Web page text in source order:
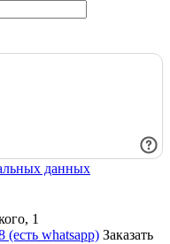
данных
1
(есть whatsapp) Заказать